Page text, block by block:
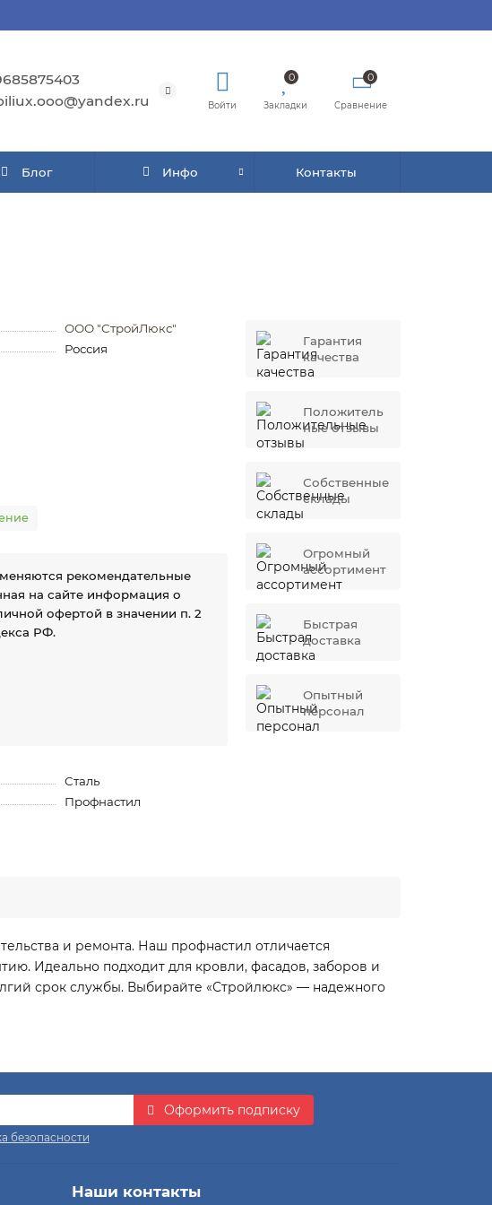
Войти
0
Закладки
0
Сравнение
Блог Инфо Контакты
ООО "СтройЛюкс"
Россия
рекомендательные
на сайте информация о
офертой в значении п. 2
РФ.
Сталь
Профнастил
Гарантия
качества
Положитель
ные отзывы
Собственные
склады
Огромный
ассортимент
Быстрая
доставка
Опытный
персонал
и ремонта. Наш профнастил отличается
Идеально подходит для кровли, фасадов, заборов и
срок службы. Выбирайте «Стройлюкс» — надежного
Оформить подписку
безопасности
Наши контакты